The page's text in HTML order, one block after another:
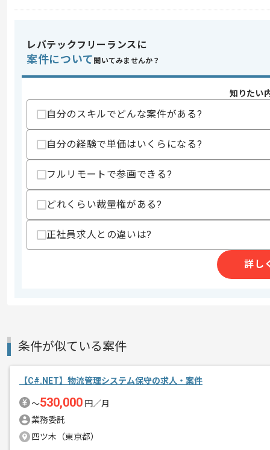
・.NET FrameworkもしくはASP.NETを
・要件定義の実務経験
・Azureの実務経験
・トランザクションベースやミッショ
・並列処理や非同期処理の実務経験
・プロトコルの設計や開発の実務経験
・セキュリティや暗号処理の実務経験
歓迎スキル
・コンパイラやインタプリタの開発を
・大規模トランザクション処理の実務経
・金融システム開発の実務経験
・関数型言語の実務経験
・新規開発やプロトタイプ作成の実務経
・GitとSlackを用いたチーム開発の実務
・リーダーやリードエンジニアの実務経
精算・お支払い
レバテックフリーランスに
案件について 聞いてみませんか？
知りたい
自分のスキルでどんな案件がある?
自分の経験で単価はいくらになる?
フルリモートで参画できる?
どれくらい裁量権がある?
正社員求人との違いは?
詳し
条件が似ている案件
【C#.NET】物流管理システム保守の求人・案件
〜530,000 円／月
業務委託
四ツ木（東京都）